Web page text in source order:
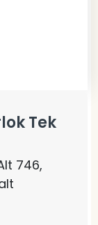
Tek
746,